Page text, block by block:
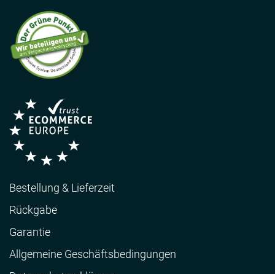
Bestellung & Lieferzeit
Rückgabe
Garantie
Allgemeine Geschäftsbedingungen